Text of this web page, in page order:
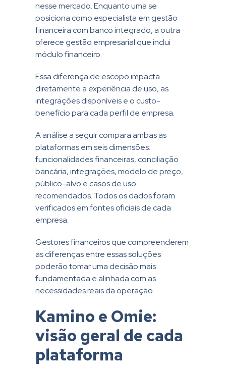
nesse mercado. Enquanto uma se
posiciona como especialista em gestão
financeira com banco integrado, a outra
oferece gestão empresarial que inclui
módulo financeiro.
Essa diferença de escopo impacta
diretamente a experiência de uso, as
integrações disponíveis e o custo-
benefício para cada perfil de empresa.
A análise a seguir compara ambas as
plataformas em seis dimensões:
funcionalidades financeiras, conciliação
bancária, integrações, modelo de preço,
público-alvo e casos de uso
recomendados. Todos os dados foram
verificados em fontes oficiais de cada
empresa.
Gestores financeiros que compreenderem
as diferenças entre essas soluções
poderão tomar uma decisão mais
fundamentada e alinhada com as
necessidades reais da operação.
Kamino e Omie:
visão geral de cada
plataforma